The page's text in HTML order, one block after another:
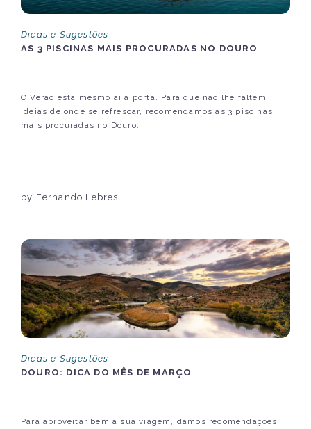
Dicas e Sugestões
AS 3 PISCINAS MAIS PROCURADAS NO DOURO
O Verão está mesmo aí à porta. Para que não lhe faltem
ideias de onde se refrescar, recomendamos as 3 piscinas
mais procuradas no Douro.
by Fernando Lebres
Dicas e Sugestões
DOURO: DICA DO MÊS DE MARÇO
Para aproveitar bem a sua viagem, damos recomendações